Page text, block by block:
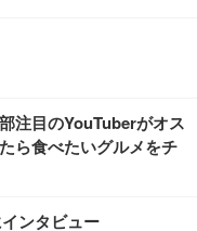
注目のYouTuberがオス
ら食べたいグルメをチ
ンタビュー